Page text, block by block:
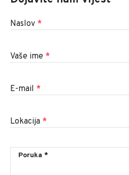
Naslov *
Vaše ime *
E-mail *
Lokacija *